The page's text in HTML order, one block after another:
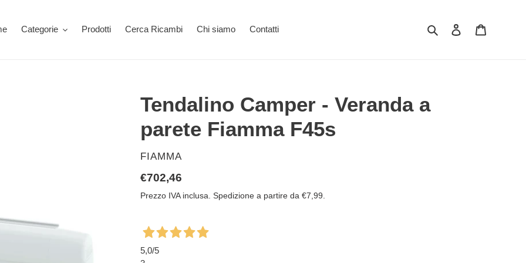
Categorie Prodotti Cerca Ricambi Chi siamo Contatti Cerca Accedi
Tendalino Camper - Veranda a
parete Fiamma F45s
VENDITORE
FIAMMA
Prezzo
di
€702,46
Prezzo IVA inclusa. Spedizione a partire da €7,99.
5,0/5